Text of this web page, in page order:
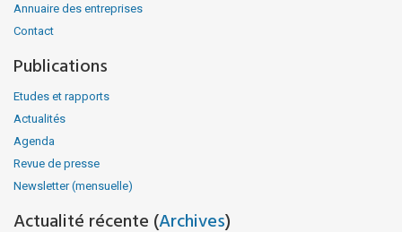
Annuaire des entreprises
Contact
Publications
Etudes et rapports
Actualités
Agenda
Revue de presse
Newsletter (mensuelle)
Actualité récente (Archives)